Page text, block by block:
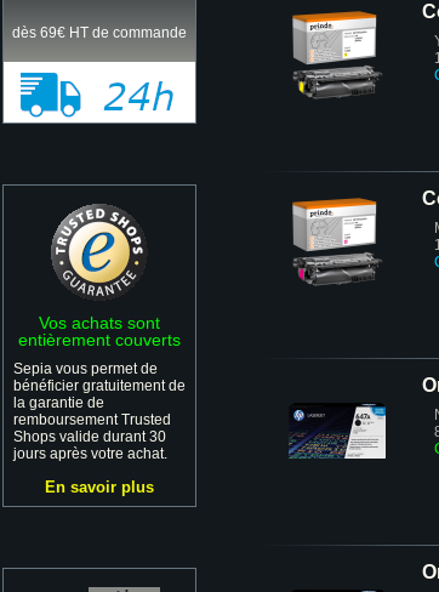
dès 69€ HT de commande
Vos achats sont
entièrement couverts
Sepia vous permet de
bénéficier gratuitement de
la garantie de
remboursement Trusted
Shops valide durant 30
jours après votre achat.
En savoir plus